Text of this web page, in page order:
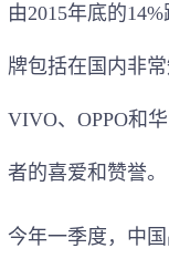
由2015年底的
牌包括在国内非
VIVO、OPPO和
者的喜爱和赞誉。
今年一季度，中